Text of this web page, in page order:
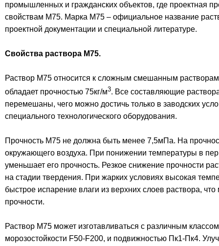
промышленных и гражданских объектов, где проектная
свойствам М75. Марка М75 – официальное название
проектной документации и специальной литературе.
Свойства раствора М75.
Раствор М75 относится к сложным смешанным растворам,
обладает прочностью 75кг/м3. Все составляющие
перемешаны, чего можно достичь только в заводских
специального технологического оборудования.
Прочность М75 не должна быть менее 7,5мПа. На
окружающего воздуха. При понижении температуры в
уменьшает его прочность. Резкое снижение прочности
на стадии твердения. При жарких условиях высокая
быстрое испарение влаги из верхних слоев раствора,
прочности.
Раствор М75 может изготавливаться с различным
морозостойкости F50-F200, и подвижностью Пк1-Пк4.